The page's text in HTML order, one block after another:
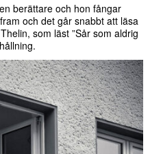
berättare och hon fångar
och det går snabbt att läsa
som läst ”Sår som aldrig